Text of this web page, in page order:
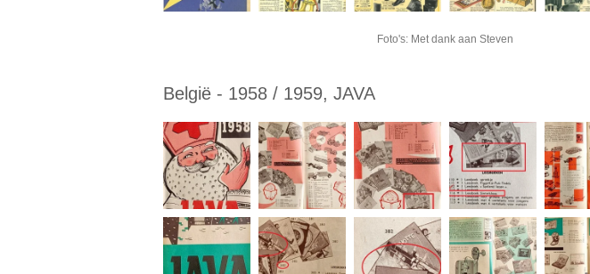
Foto's: Met dank aan Steven
België - 1958 / 1959, JAVA